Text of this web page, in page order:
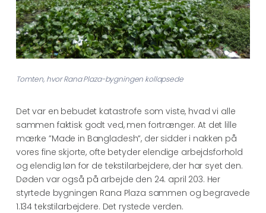
Tomten, hvor Rana Plaza-bygningen kollapsede
Det var en bebudet katastrofe som viste, hvad vi alle
sammen faktisk godt ved, men fortrænger. At det lille
mærke ”Made in Bangladesh”, der sidder i nakken på
vores fine skjorte, ofte betyder elendige arbejdsforhold
og elendig løn for de tekstilarbejdere, der har syet den.
Døden var også på arbejde den 24. april 203. Her
styrtede bygningen Rana Plaza sammen og begravede
1.134 tekstilarbejdere. Det rystede verden.